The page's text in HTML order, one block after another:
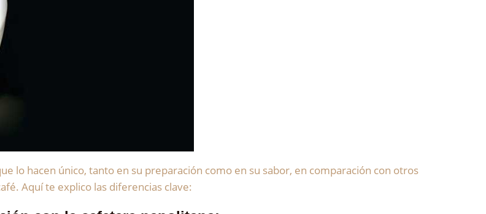
lo hacen único, tanto en su preparación como en su sabor, en comparación con otros
Aquí te explico las diferencias clave: